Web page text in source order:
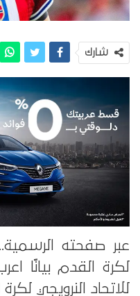
شارك
عبر صفحته
لكرة القدم بيانًا
للاتحاد النرويجي